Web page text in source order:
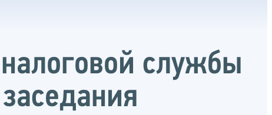
службы